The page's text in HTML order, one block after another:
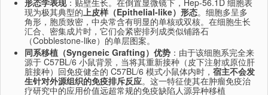
形态学表现：贴壁生长。在倒置显微镜下，Hep-56.1D 细胞表
现为极其典型的上皮样（Epithelial-like）形态。细胞多呈多
角形，胞质致密，中央常含有明显的单核或双核。在细胞生长
汇合、密集成片时，它们会紧密排列成类似铺路石
（Cobblestone-like）的单层图案。
同系移植（Syngeneic Grafting）优势 ：由于该细胞系完全来
源于 C57BL/6 小鼠背景，当将其重新接种（皮下注射或原位肝
脏接种）回免疫健全的 C57BL/6 模式小鼠体内时， 宿主不会发
生针对外源组织的免疫排斥反应。这一特征使其在肿瘤免疫治
疗研究中的应用价值远超常规的免疫缺陷人源异种移植